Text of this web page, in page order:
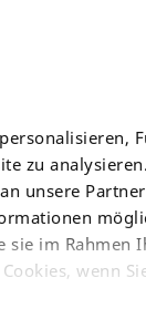
zu
unsere
im Rahmen
wenn
WHERE TO BUY